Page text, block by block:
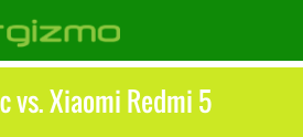
vs. Xiaomi Redmi 5